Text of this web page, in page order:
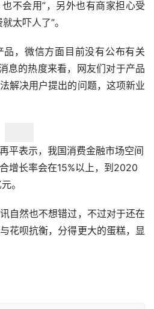
不会用”，另外也有商家担心受
太吓人了”。
，微信方面目前没有公布有关
息的热度来看，网友们对于产品
解决用户提出的问题，这项新业
平表示，我国消费金融市场空间
增长率会在15%以上，到2020
。
自然也不想错过，不过对于还在
花呗抗衡，分得更大的蛋糕，显